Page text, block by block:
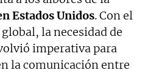
Estados Unidos. Con el
la necesidad de
imperativa para
la comunicación entre